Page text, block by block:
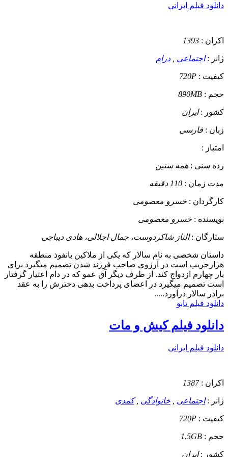
دانلود فیلم ایرانی
اکران : 1393
ژانر :اجتماعی درام
کیفیت : 720P
حجم : 890MB
کشور :ایران
زبان : فارسی
امتیاز :
رده سنی : همه سنین
مدت زمان : 110 دقیقه
کارگردان : خسرو معصومی
نویسنده : خسرو معصومی
ستارگان :الناز شاکردوست، جمال اجلالی، هادی دیباجی
داستان شخصی به نام سالار که یکی از ملاکین بانفوذ منطقه
هزارجریب است در آرزوی صاحب فرزند شدن تصمیم میگیرد برای
بار چهارم ازدواج کند. از طرف دیگر آق عمو که در دام اعتیار گرفتار
است تصمیم میگیرد در اعضای پرداخت بدهی دخترش را به عقد
برادر سالار درآورد.....
دانلود فیلم تابو
دانلود فیلم کیش و مات
دانلود فیلم ایرانی
اکران :1387
ژانر :اجتماعی خانوادگی ,کمدی
کیفیت : 720P
حجم : 1.5GB
کشور :ایران